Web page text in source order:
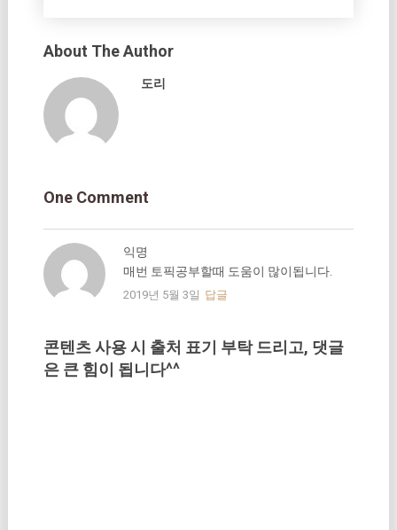
About The Author
도리
One Comment
익명
매번 토픽공부할때 도움이 많이됩니다.
2019년 5월 3일 답글
콘텐츠 사용 시 출처 표기 부탁 드리고, 댓글
은 큰 힘이 됩니다^^